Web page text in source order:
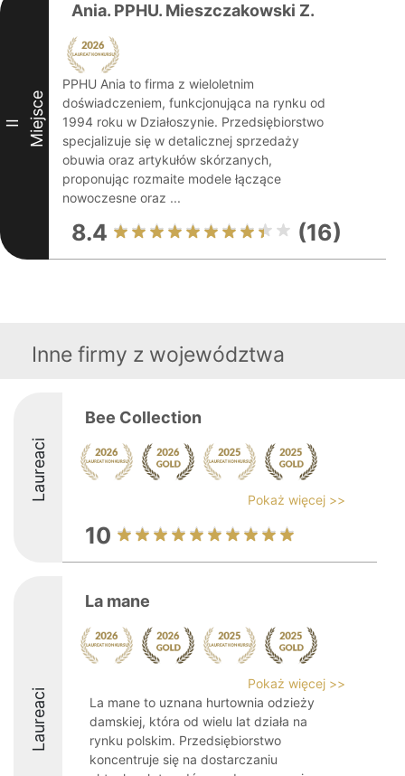
II Miejsce
Ania. PPHU. Mieszczakowski Z.
PPHU Ania to firma z wieloletnim
doświadczeniem, funkcjonująca na rynku od
1994 roku w Działoszynie. Przedsiębiorstwo
specjalizuje się w detalicznej sprzedaży
obuwia oraz artykułów skórzanych,
proponując rozmaite modele łączące
nowoczesne oraz ...
8.4 (16)
Inne firmy z województwa
Laureaci
Bee Collection
Pokaż więcej >>
10
Laureaci
La mane
Pokaż więcej >>
La mane to uznana hurtownia odzieży
damskiej, która od wielu lat działa na
rynku polskim. Przedsiębiorstwo
koncentruje się na dostarczaniu